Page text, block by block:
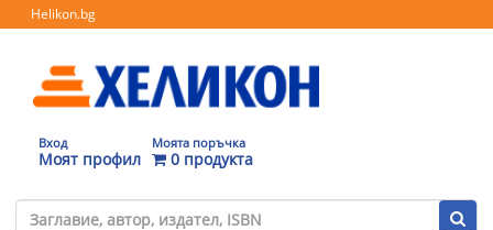
Helikon.bg
Вход
Моят профил
Моята поръчка
0 продукта